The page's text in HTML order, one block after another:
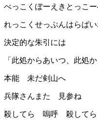
べっこくぼーえきとっこ
れっこくせっぷんはらばい
決定的な朱引には
「此処からあいつ、此処か
本能 未だ剣山へ
兵隊さんまた 見参ね
殺してら 嗚呼 殺してら